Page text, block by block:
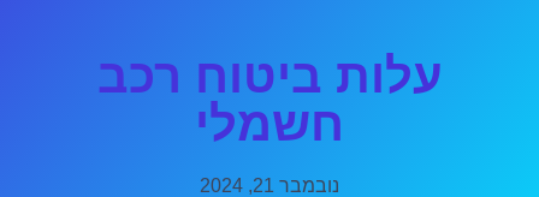
עלות ביטוח רכב
חשמלי
נובמבר 21, 2024